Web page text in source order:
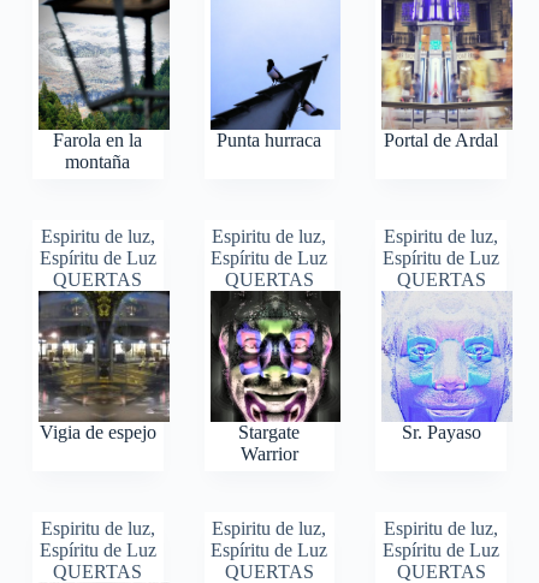
Farola en la
montaña
Punta hurraca Portal de Ardal
Espiritu de luz,
Espíritu de Luz
QUERTAS
Vigia de espejo
Espiritu de luz,
Espíritu de Luz
QUERTAS
Stargate
Warrior
Espiritu de luz,
Espíritu de Luz
QUERTAS
Sr. Payaso
Espiritu de luz,
Espíritu de Luz
QUERTAS
Espiritu de luz,
Espíritu de Luz
QUERTAS
Espiritu de luz,
Espíritu de Luz
QUERTAS